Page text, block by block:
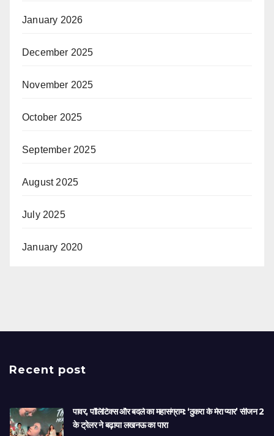
January 2026
December 2025
November 2025
October 2025
September 2025
August 2025
July 2025
January 2020
Recent post
पावर, पॉलिटिक्स और बदले का महासंग्राम: ‘ठुकरा के मेरा प्यार’ सीजन 2
के ट्रेलर ने बढ़ाया लखनऊ का पारा